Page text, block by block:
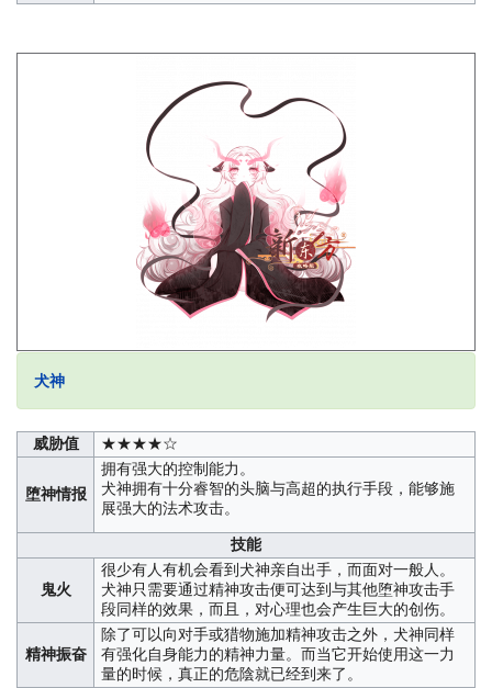
犬神
威胁值 ★★★★☆
堕神情报
拥有强大的控制能力。
犬神拥有十分睿智的头脑与高超的执行手段，能够施
展强大的法术攻击。
技能
鬼火
很少有人有机会看到犬神亲自出手，而面对一般人。
犬神只需要通过精神攻击便可达到与其他堕神攻击手
段同样的效果，而且，对心理也会产生巨大的创伤。
精神振奋
除了可以向对手或猎物施加精神攻击之外，犬神同样
有强化自身能力的精神力量。而当它开始使用这一力
量的时候，真正的危陰就已经到来了。